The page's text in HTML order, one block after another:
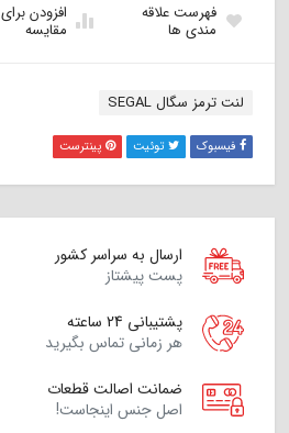
فهرست علاقه
مندی ها
افزودن برای
مقایسه
برچسب:
لنت ترمز سگال SEGAL
فیسبوک توئیت پینترست
ارسال به سراسر کشور
پست پیشتاز
پشتیبانی 24 ساعته
هر زمانی تماس بگیرید
ضمانت اصالت قطعات
اصل جنس اینجاست!